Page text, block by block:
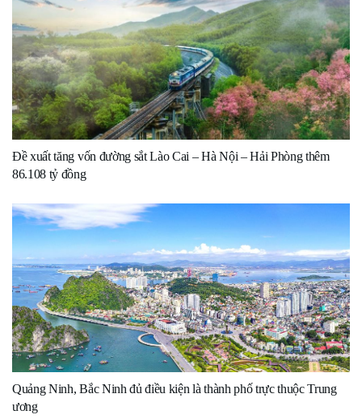
Đề xuất tăng vốn đường sắt Lào Cai – Hà Nội – Hải Phòng thêm
86.108 tỷ đồng
Quảng Ninh, Bắc Ninh đủ điều kiện là thành phố trực thuộc Trung
ương